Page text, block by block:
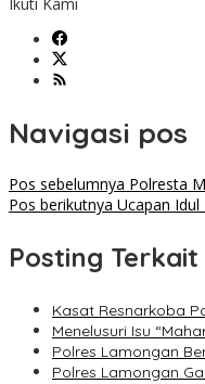
Navigasi pos
Pos sebelumnya Polresta
Pos berikutnya Ucapan
Posting Terkait
Kasat Resnarkoba
Menelusuri Isu
Polres Lamongan
Polres Lamongan